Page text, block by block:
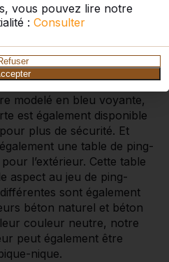
vous pouvez lire notre
: Consulter
première table ping-pong
d’un modelé
connaissons tous
nous avons
en différentes couleurs.
modelé en bleu voyante,
est également disponible
plus de sécurité. Et
une table de ping-
l’extérieur. Cette table
aspect au jeu de ping-
sont également
béton naturel et béton
couleur neutre, notre
peut également être
nique.